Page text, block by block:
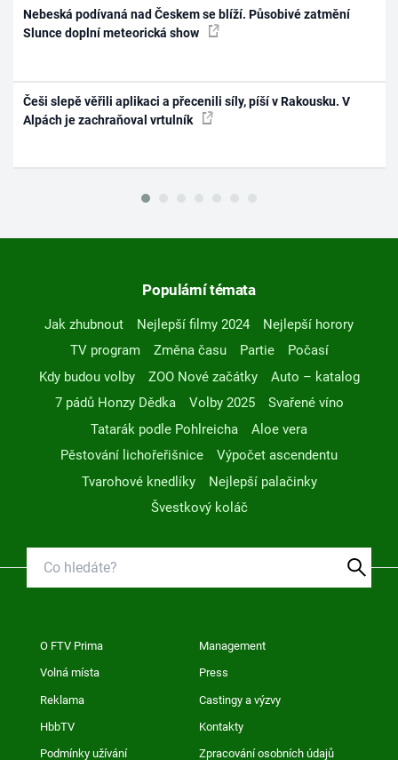
Nebeská podívaná nad Českem se blíží. Působivé zatmění
Slunce doplní meteorická show
Češi slepě věřili aplikaci a přecenili síly, píší v Rakousku. V
Alpách je zachraňoval vrtulník
Populární témata
Jak zhubnout Nejlepší filmy 2024
Nejlepší horory
TV program
Změna času Partie
Počasí
Kdy budou volby
ZOO Nové začátky
Auto – katalog
7 pádů Honzy Dědka
Volby 2025
Svařené víno
Tatarák podle Pohlreicha
Aloe vera
Pěstování lichořeřišnice
Výpočet ascendentu
Tvarohové knedlíky
Nejlepší palačinky
Švestkový koláč
O FTV Prima Management
Volná místa Press
Reklama Castingy a výzvy
HbbTV Kontakty
Podmínky užívání Zpracování osobních údajů